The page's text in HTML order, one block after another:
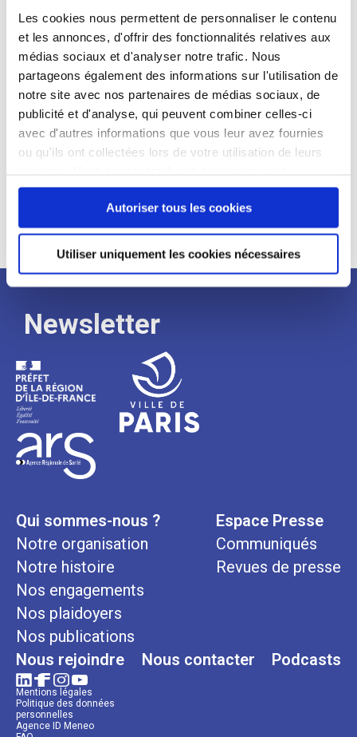
Les cookies nous permettent de personnaliser le contenu
et les annonces, d'offrir des fonctionnalités relatives aux
médias sociaux et d'analyser notre trafic. Nous
partageons également des informations sur l'utilisation de
notre site avec nos partenaires de médias sociaux, de
publicité et d'analyse, qui peuvent combiner celles-ci
avec d'autres informations que vous leur avez fournies
ou qu'ils ont collectées lors de votre utilisation de leurs
continuez à utiliser notre site Web.
Autoriser tous les cookies
Utiliser uniquement les cookies nécessaires
Qualifications et diplômes :
Profil recherché :
Expérience :
Processus
de
recrutement
Newsletter
Qui sommes-nous ?
Notre organisation
Notre histoire
Nos engagements
Nos plaidoyers
Nos publications
Espace Presse
Communiqués
Revues de presse
Nous rejoindre Nous contacter Podcasts
Mentions légales
Politique des données
personnelles
Agence ID Meneo